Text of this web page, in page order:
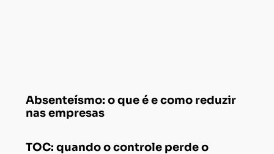
Absenteísmo: o que é e como reduzir
nas empresas
TOC: quando o controle perde o